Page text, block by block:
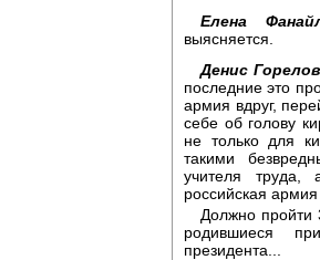
Елена
выясняется.
Денис
последние это
армия вдруг,
себе об голову
не только для
такими
учителя труда,
российская армия
Должно пройти
родившиеся
президента...